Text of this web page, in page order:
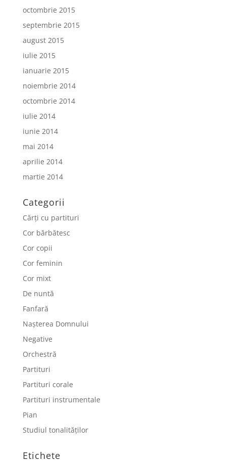
octombrie 2015
septembrie 2015
august 2015
iulie 2015
ianuarie 2015
noiembrie 2014
octombrie 2014
iulie 2014
iunie 2014
mai 2014
aprilie 2014
martie 2014
Categorii
Cărți cu partituri
Cor bărbătesc
Cor copii
Cor feminin
Cor mixt
De nuntă
Fanfară
Nașterea Domnului
Negative
Orchestră
Partituri
Partituri corale
Partituri instrumentale
Pian
Studiul tonalităților
Etichete